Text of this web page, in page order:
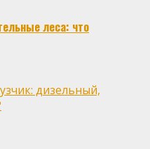
леса: что
дизельный,